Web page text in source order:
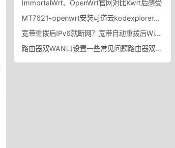
ImmortalWrt、OpenWrt官网对比Kwrt后感受
MT7621-openwrt安装可道云kodexplorer轻量化NAS
宽带重拨后IPv6就断网？宽带自动重拨后Win10的IPv6失效
路由器双WAN口设置一些常见问题路由器双WAN口设置踩坑